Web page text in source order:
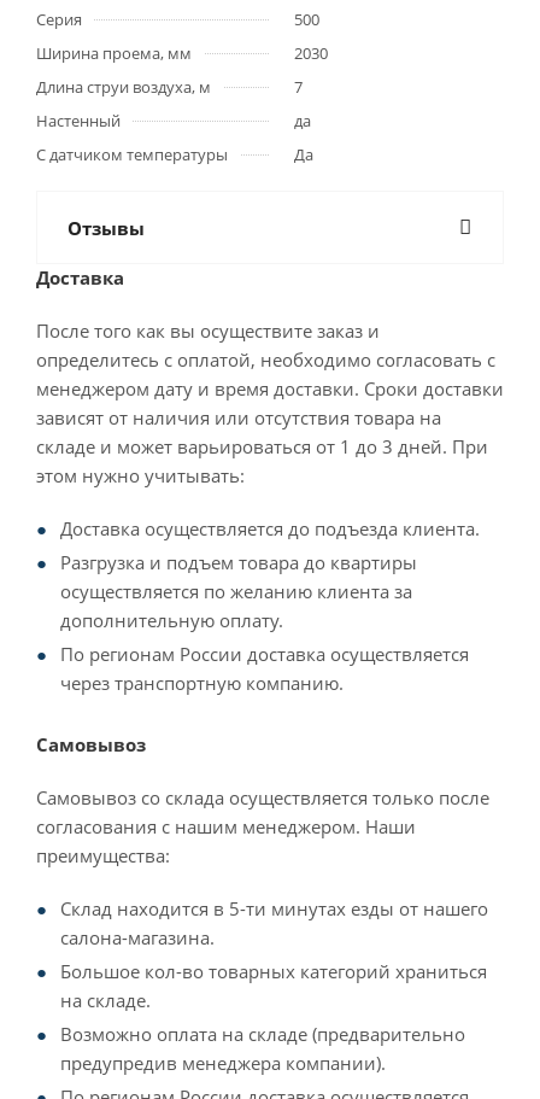
Серия
500
Ширина проема, мм
2030
Длина струи воздуха, м
7
Настенный
да
С датчиком температуры
Да
Отзывы
Доставка
После того как вы осуществите заказ и
определитесь с оплатой, необходимо согласовать с
менеджером дату и время доставки. Сроки доставки
зависят от наличия или отсутствия товара на
складе и может варьироваться от 1 до 3 дней. При
этом нужно учитывать:
Доставка осуществляется до подъезда клиента.
Разгрузка и подъем товара до квартиры
осуществляется по желанию клиента за
дополнительную оплату.
По регионам России доставка осуществляется
через транспортную компанию.
Самовывоз
Самовывоз со склада осуществляется только после
согласования с нашим менеджером. Наши
преимущества:
Склад находится в 5-ти минутах езды от нашего
салона-магазина.
Большое кол-во товарных категорий храниться
на складе.
Возможно оплата на складе (предварительно
предупредив менеджера компании).